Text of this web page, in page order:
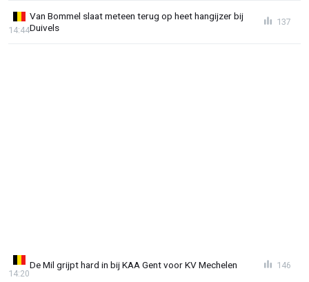
Van Bommel slaat meteen terug op heet hangijzer bij
Duivels
14:44
137
De Mil grijpt hard in bij KAA Gent voor KV Mechelen
14:20
146